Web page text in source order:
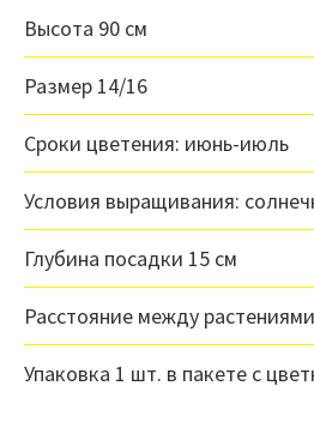
Высота 90 см
Размер 14/16
Сроки цветения: июнь-июль
Условия выращивания:
Глубина посадки 15 см
Расстояние между
Упаковка 1 шт. в пакете с